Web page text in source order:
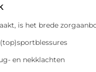
is het brede
en nekklachten